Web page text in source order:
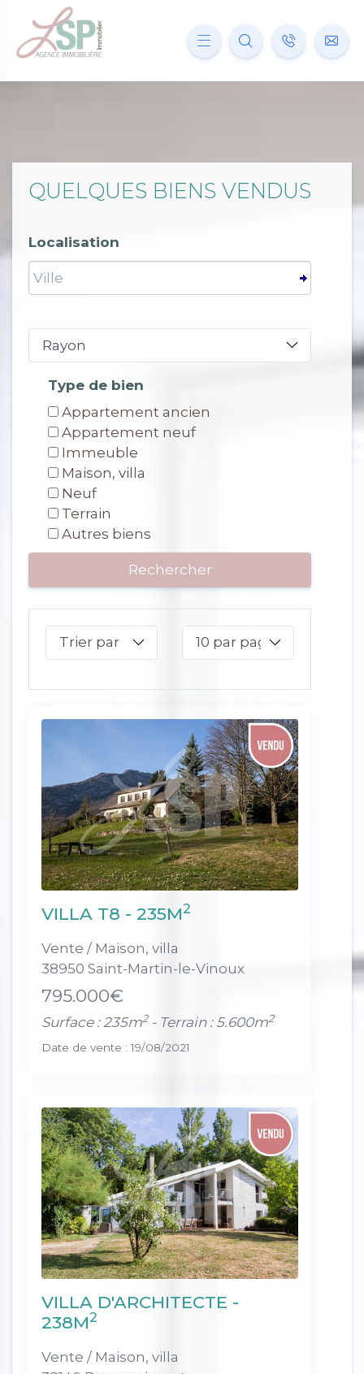
QUELQUES BIENS VENDUS
Localisation
Type de bien
Appartement ancien
Appartement neuf
Immeuble
Maison, villa
Neuf
Terrain
Autres biens
VILLA T8 - 235M2
Vente / Maison, villa
38950 Saint-Martin-le-Vinoux
795.000€
Surface : 235m2- Terrain : 5.600m2
Date de vente : 19/08/2021
VILLA D'ARCHITECTE -
238M2
Vente / Maison, villa